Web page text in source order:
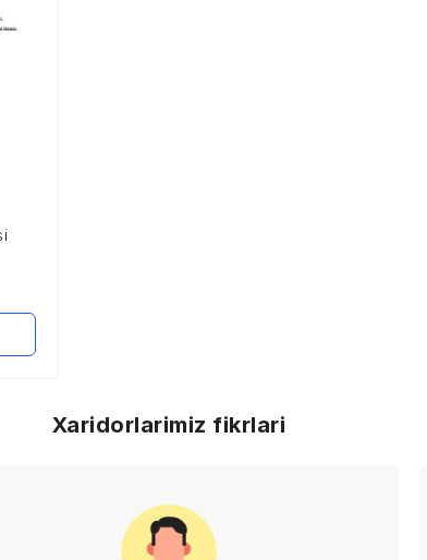
Xaridorlarimiz fikrlari